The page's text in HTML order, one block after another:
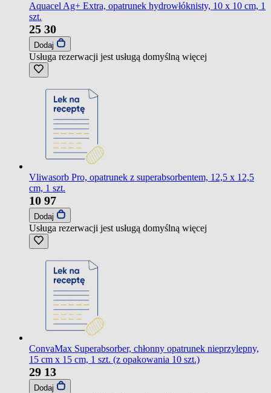
Aquacel Ag+ Extra, opatrunek hydrowłóknisty, 10 x 10 cm, 1
szt.
25 30
Dodaj
Usługa rezerwacji jest usługą domyślną więcej
Vliwasorb Pro, opatrunek z superabsorbentem, 12,5 x 12,5
cm, 1 szt.
10 97
Dodaj
Usługa rezerwacji jest usługą domyślną więcej
ConvaMax Superabsorber, chłonny opatrunek nieprzylepny,
15 cm x 15 cm, 1 szt. (z opakowania 10 szt.)
29 13
Dodaj